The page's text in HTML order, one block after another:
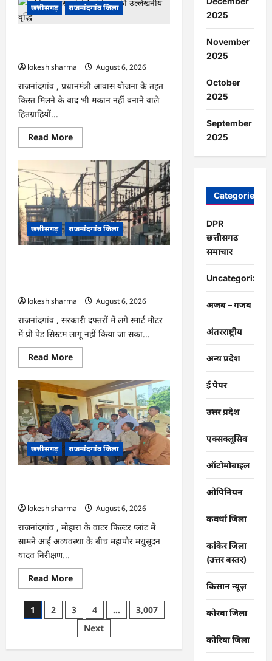
:
7
नए
सिस्टम
का
इंतजार,
तापमान
बढ़ी…
छत्तीसगढ़ राजनांदगांव जिला
lokesh sharma
August 6, 2026
राजनांदगांव , प्रधानमंंत्री आवास योजना के तहत
किस्त मिलने के बाद भी मकान नहीं बनाने वाले
हितग्राहियों...
Read MoreRead
more
राजनांदगांव
:
किस्त
लेकर
नहीं
बनाया
आवास
145
हितग्राहियों
से
होगी
छत्तीसगढ़ राजनांदगांव जिला
lokesh sharma
August 6, 2026
राजनांदगांव , सरकारी दफ्तरों में लगे स्मार्ट मीटर
में प्री पेड सिस्टम लागू नहीं किया जा सका...
Read MoreRead
more
राजनांदगांव
:
107
करोड़
बकाया,
प्री-
पेड
व्यवस्था
में
3
माह
कंपनी…
छत्तीसगढ़ राजनांदगांव जिला
lokesh sharma
August 6, 2026
राजनांदगांव , मोहारा के वाटर फिल्टर प्लांट में
सामने आई अव्यवस्था के बीच महापौर मधुसूदन
यादव निरीक्षण...
Read MoreRead
more
राजनांदगांव
:
महापौर
फिल्टर
Posts
1 2 3 4 …
3,007
Next
2025
November
2025
October
2025
September
2025
Categories
DPR
छत्तीसगढ
समाचार
Uncategorized
अजब – गजब
अंतरराष्ट्रीय
अन्य प्रदेश
ई पेपर
उत्तर प्रदेश
एक्सक्लूसिव
ऑटोमोबाइल
ओपिनियन
कवर्धा जिला
कांकेर जिला
(उत्तर बस्तर)
किसान न्यूज़
कोरबा जिला
कोरिया जिला